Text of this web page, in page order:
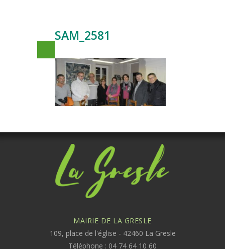
SAM_2581
MAIRIE DE LA GRESLE
109, place de l'église - 42460 La Gresle
Téléphone : 04 74 64 10 60